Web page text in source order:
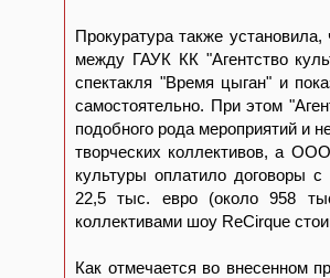
Прокуратура также
между ГАУК КК "Агентство
спектакля "Время цыган" и
самостоятельно. При этом
подобного рода мероприятий и
творческих коллективов, а
культуры оплатило договоры
22,5 тыс. евро (около 958
коллективами шоу ReCirque
Как отмечается во внесенном